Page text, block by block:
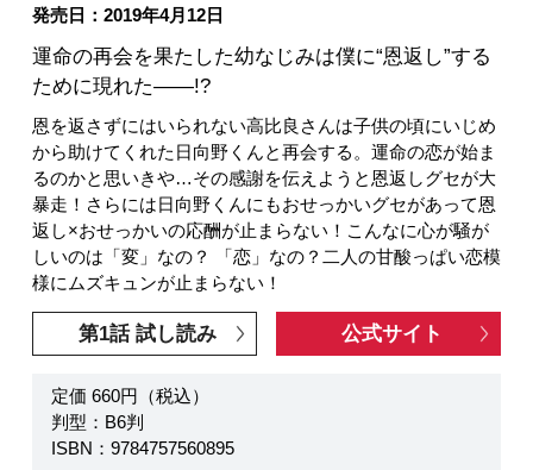
発売日：2019年4月12日
運命の再会を果たした幼なじみは僕に“恩返し”する
ために現れた——!?
恩を返さずにはいられない高比良さんは子供の頃にいじめ
から助けてくれた日向野くんと再会する。運命の恋が始ま
るのかと思いきや…その感謝を伝えようと恩返しグセが大
暴走！さらには日向野くんにもおせっかいグセがあって恩
返し×おせっかいの応酬が止まらない！こんなに心が騒が
しいのは「変」なの？ 「恋」なの？二人の甘酸っぱい恋模
様にムズキュンが止まらない！
第1話 試し読み 公式サイト
定価 660円（税込）
判型：B6判
ISBN：9784757560895